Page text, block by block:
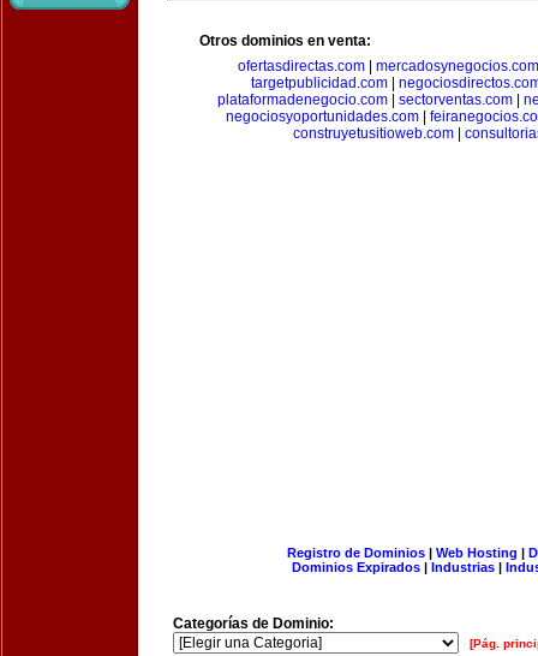
Otros dominios en venta:
ofertasdirectas.com
mercadosynegocios.com
targetpublicidad.com
plataformadenegocio.com| sectorventas.com|
negociosyoportunidades.com
construyetusitioweb.com
Registro de Dominios| Web Hosting |
Dominios Expirados | Industrias |
Categorías de Dominio:
[Pág.